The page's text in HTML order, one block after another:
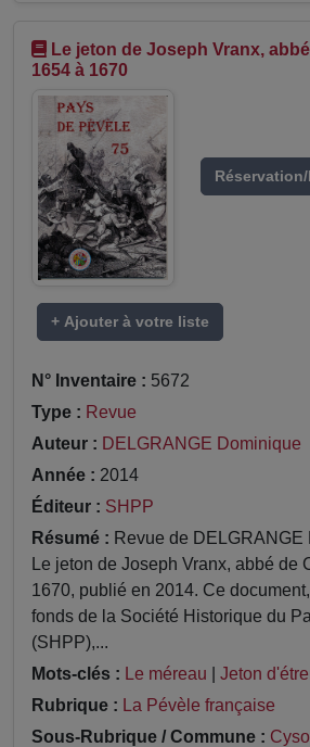
Le jeton de Joseph Vranx,
1654 à 1670
+ Ajouter à votre liste
N° Inventaire : 5672
Type : Revue
Auteur : DELGRANGE Dominique
Année : 2014
Éditeur : SHPP
Résumé : Revue de
Le jeton de Joseph Vranx, abbé de
1670, publié en 2014. Ce
fonds de la Société Historique du
(SHPP),...
Mots-clés : Le méreau
Jeton
Rubrique : La Pévèle française
Sous-Rubrique / Commune :